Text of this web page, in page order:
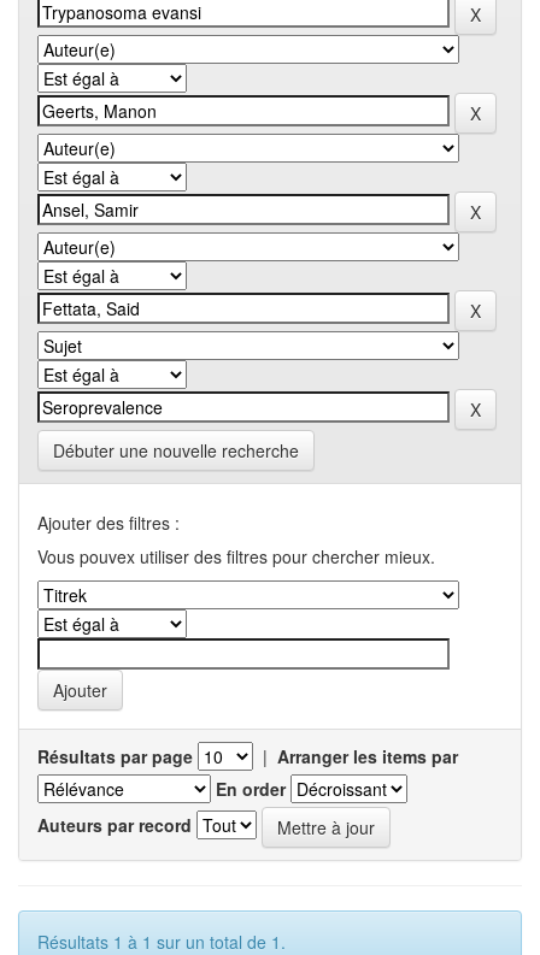
Débuter une nouvelle recherche
Ajouter des filtres :
Vous pouvex utiliser des filtres pour chercher mieux.
Résultats par page | Arranger les items par
En order
Auteurs par record
Résultats 1 à 1 sur un total de 1.